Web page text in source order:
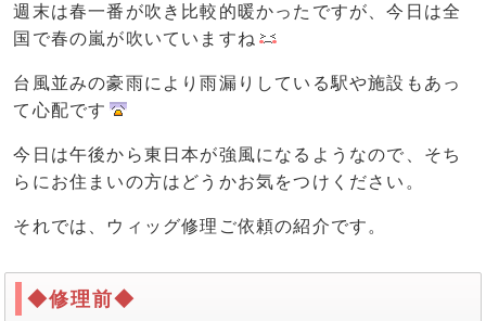
週末は春一番が吹き比較的暖かったですが、今日は全
国で春の嵐が吹いていますね
台風並みの豪雨により雨漏りしている駅や施設もあっ
て心配です
今日は午後から東日本が強風になるようなので、そち
らにお住まいの方はどうかお気をつけください。
それでは、ウィッグ修理ご依頼の紹介です。
◆修理前◆